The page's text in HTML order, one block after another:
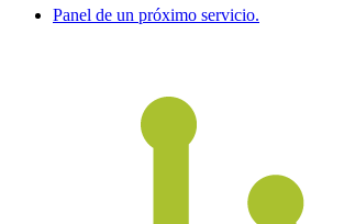
Panel de un próximo servicio.